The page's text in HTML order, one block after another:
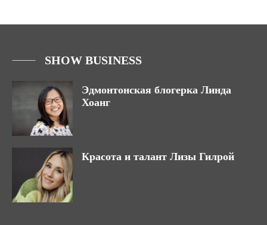
SHOW BUSINESS
Эдмонтонская блогерка Линда
Хоанг
Красота и талант Лизы Гилрой